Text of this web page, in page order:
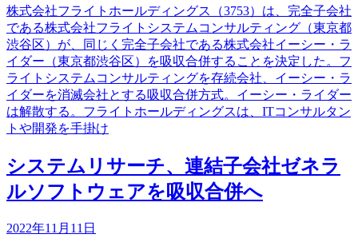
株式会社フライトホールディングス（3753）は、完全子会社
である株式会社フライトシステムコンサルティング（東京都
渋谷区）が、同じく完全子会社である株式会社イーシー・ラ
イダー（東京都渋谷区）を吸収合併することを決定した。フ
ライトシステムコンサルティングを存続会社、イーシー・ラ
イダーを消滅会社とする吸収合併方式。イーシー・ライダー
は解散する。フライトホールディングスは、ITコンサルタン
トや開発を手掛け
システムリサーチ、連結子会社ゼネラ
ルソフトウェアを吸収合併へ
2022年11月11日